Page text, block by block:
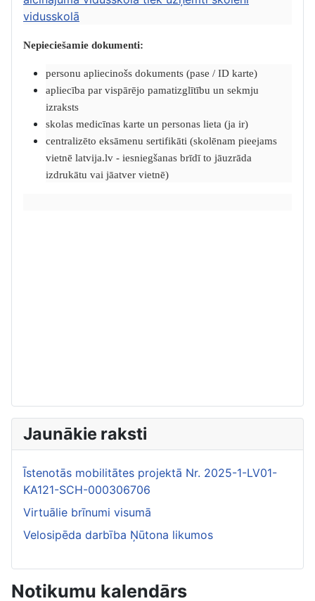
vidusskolā
Nepieciešamie dokumenti:
personu apliecinošs dokuments (pase / ID karte)
apliecība par vispārējo pamatizglītību un sekmju
izraksts
skolas medicīnas karte un personas lieta (ja ir)
centralizēto eksāmenu sertifikāti (skolēnam pieejams
vietnē latvija.lv - iesniegšanas brīdī to jāuzrāda
izdrukātu vai jāatver vietnē)
Jaunākie raksti
Īstenotās mobilitātes projektā Nr. 2025-1-LV01-
KA121-SCH-000306706
Virtuālie brīnumi visumā
Velosipēda darbība Ņūtona likumos
Notikumu kalendārs